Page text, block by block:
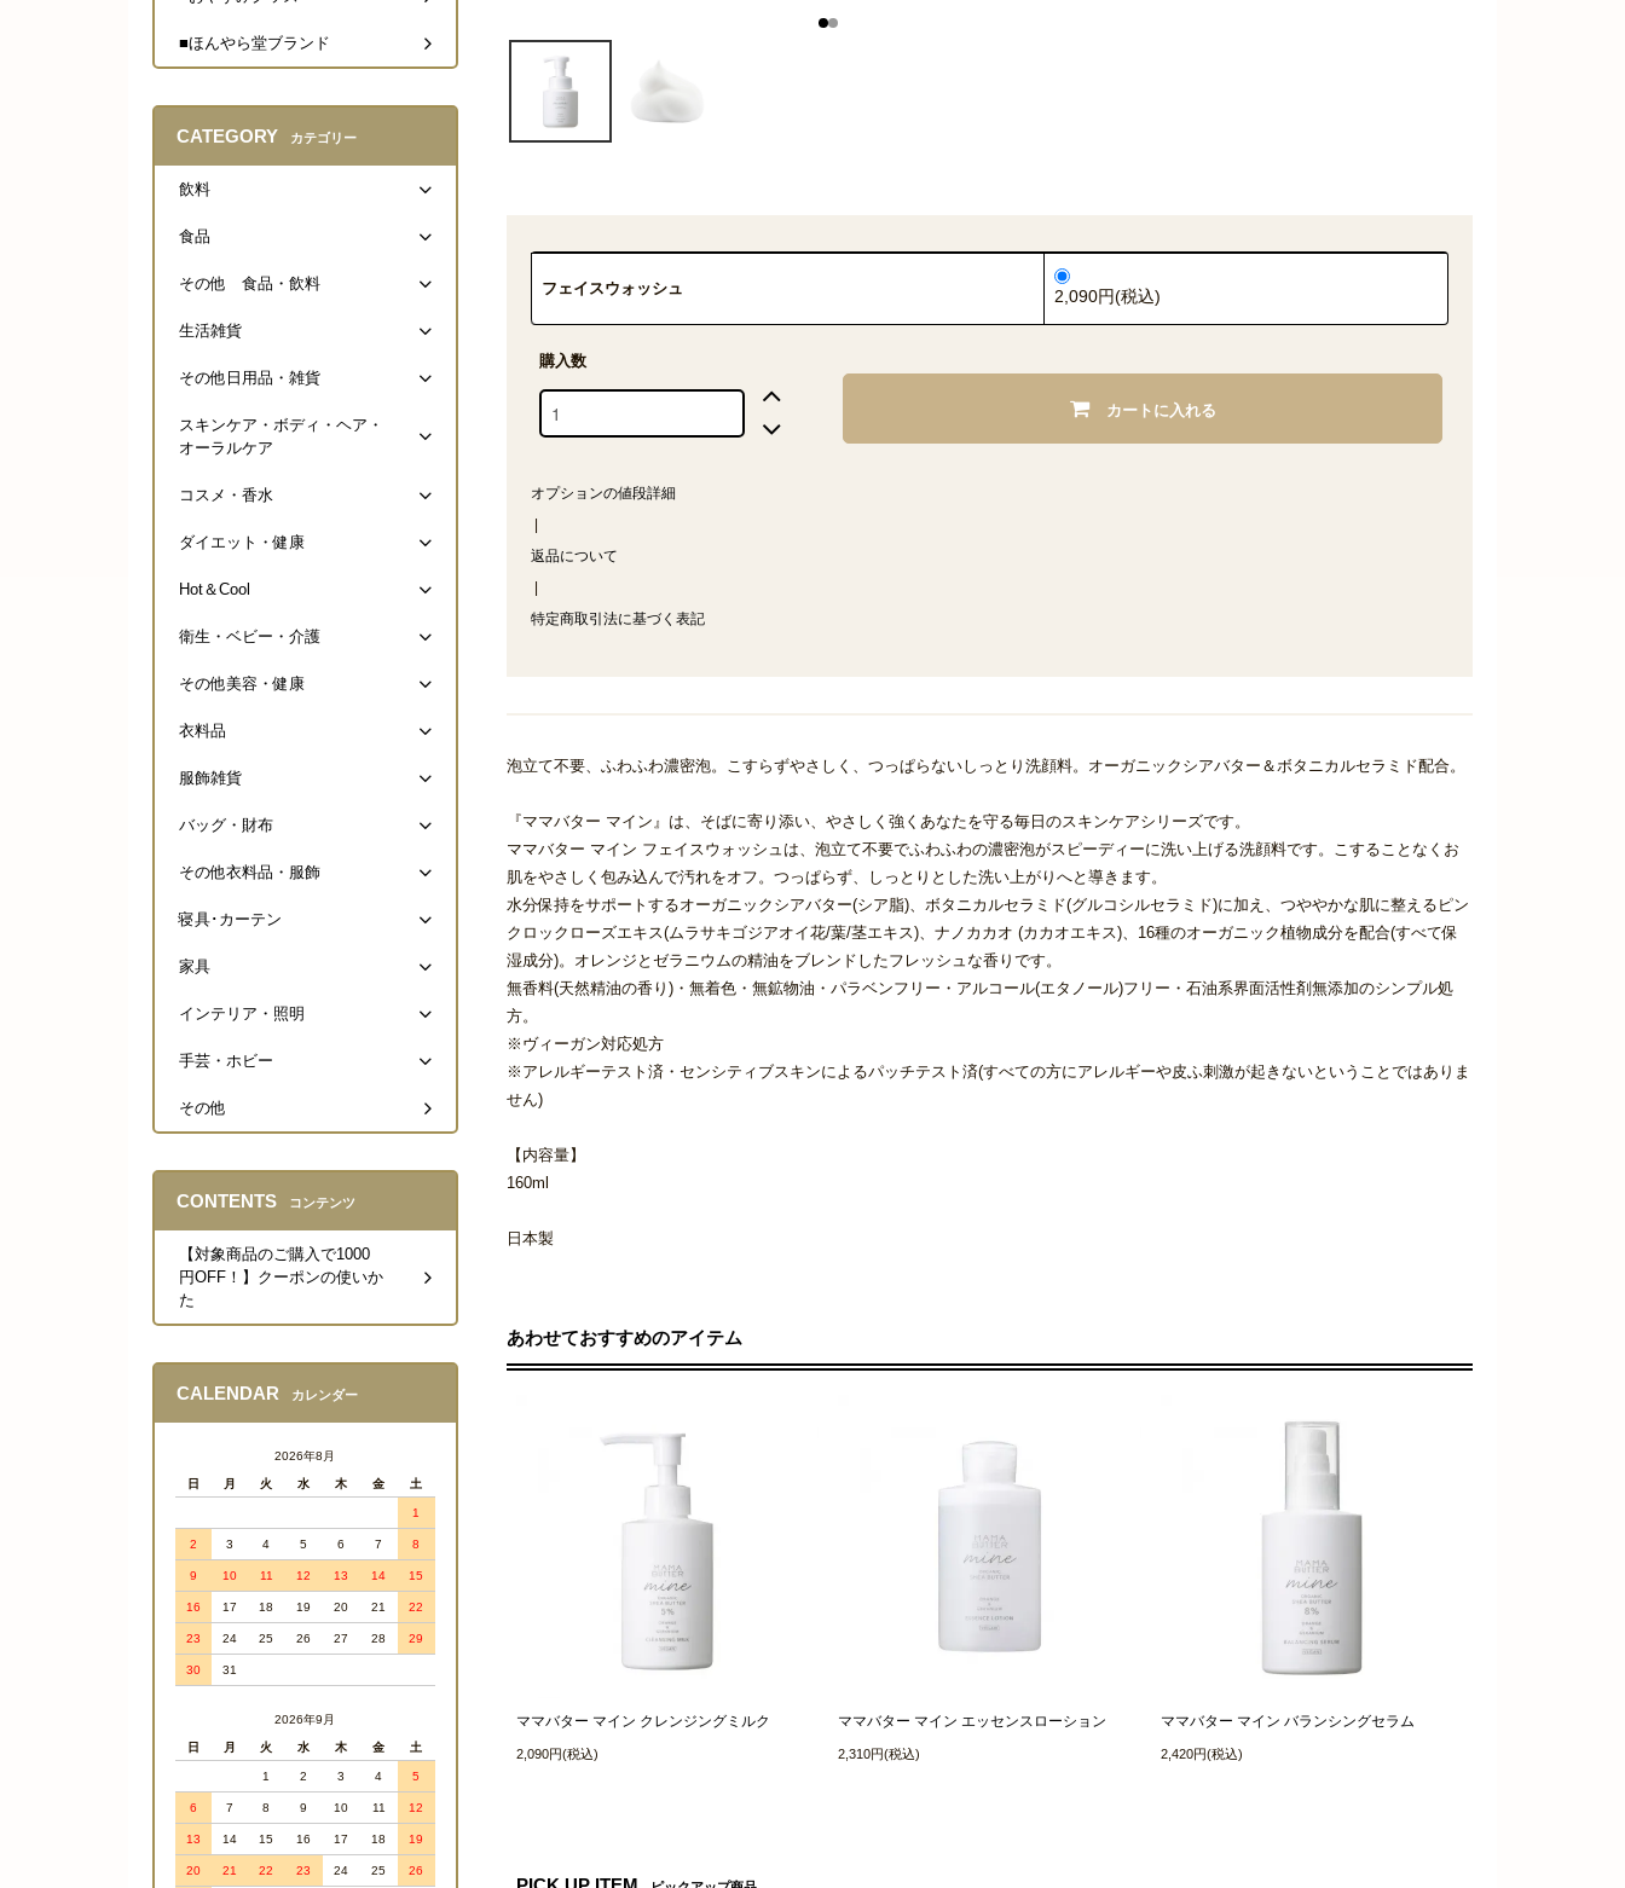
フェイスウォッシュ 2,090円(税込)
購入数
カートに入れる
オプションの値段詳細
返品について
特定商取引法に基づく表記
泡立て不要、ふわふわ濃密泡。こすらずやさしく、つっぱらないしっとり洗顔料。オーガニックシアバター＆ボタニカルセラミド配合。
『ママバター マイン』は、そばに寄り添い、やさしく強くあなたを守る毎日のスキンケアシリーズです。
ママバター マイン フェイスウォッシュは、泡立て不要でふわふわの濃密泡がスピーディーに洗い上げる洗顔料です。こすることなくお
肌をやさしく包み込んで汚れをオフ。つっぱらず、しっとりとした洗い上がりへと導きます。
水分保持をサポートするオーガニックシアバター(シア脂)、ボタニカルセラミド(グルコシルセラミド)に加え、つややかな肌に整えるピン
クロックローズエキス(ムラサキゴジアオイ花/葉/茎エキス)、ナノカカオ (カカオエキス)、16種のオーガニック植物成分を配合(すべて保
湿成分)。オレンジとゼラニウムの精油をブレンドしたフレッシュな香りです。
無香料(天然精油の香り)・無着色・無鉱物油・パラベンフリー・アルコール(エタノール)フリー・石油系界面活性剤無添加のシンプル処
方。
※ヴィーガン対応処方
※アレルギーテスト済・センシティブスキンによるパッチテスト済(すべての方にアレルギーや皮ふ刺激が起きないということではありま
せん)
【内容量】
160ml
日本製
あわせておすすめのアイテム
ママバター マイン クレンジングミルク
2,090円(税込)
ママバター マイン エッセンスローション
2,310円(税込)
ママバター マイン バランシングセラム
2,420円(税込)
■ほんやら堂ブランド
CATEGORY カテゴリー
飲料
食品
その他 食品・飲料
生活雑貨
その他日用品・雑貨
スキンケア・ボディ・ヘア・
オーラルケア
コスメ・香水
ダイエット・健康
Hot＆Cool
衛生・ベビー・介護
その他美容・健康
衣料品
服飾雑貨
バッグ・財布
その他衣料品・服飾
寝具･カーテン
家具
インテリア・照明
手芸・ホビー
その他
CONTENTS コンテンツ
【対象商品のご購入で1000
円OFF！】クーポンの使いか
た
CALENDAR カレンダー
2026年8月
日 月 火 水 木 金 土
1
2 3 4 5 6 7 8
9 10 11 12 13 14 15
16 17 18 19 20 21 22
23 24 25 26 27 28 29
30 31
2026年9月
日 月 火 水 木 金 土
1 2 3 4 5
6 7 8 9 10 11 12
13 14 15 16 17 18 19
20 21 22 23 24 25 26